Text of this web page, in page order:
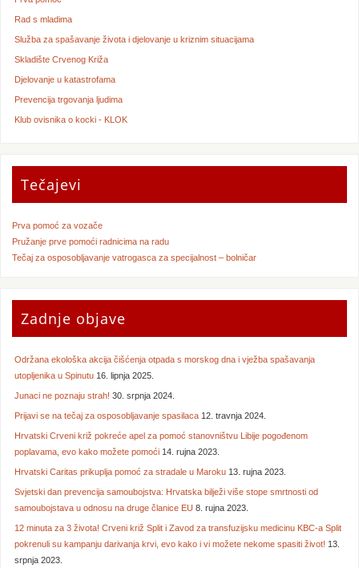
Rad s mladima
Služba za spašavanje života i djelovanje u kriznim situacijama
Skladište Crvenog Križa
Djelovanje u katastrofama
Prevencija trgovanja ljudima
Klub ovisnika o kocki - KLOK
Tečajevi
Prva pomoć za vozače
Pružanje prve pomoći radnicima na radu
Tečaj za osposobljavanje vatrogasca za specijalnost – bolničar
Zadnje objave
Održana ekološka akcija čišćenja otpada s morskog dna i vježba spašavanja
utopljenika u Spinutu 16. lipnja 2025.
Junaci ne poznaju strah! 30. srpnja 2024.
Prijavi se na tečaj za osposobljavanje spasilaca 12. travnja 2024.
Hrvatski Crveni križ pokreće apel za pomoć stanovništvu Libije pogođenom
poplavama, evo kako možete pomoći 14. rujna 2023.
Hrvatski Caritas prikuplja pomoć za stradale u Maroku 13. rujna 2023.
Svjetski dan prevencija samoubojstva: Hrvatska bilježi više stope smrtnosti od
samoubojstava u odnosu na druge članice EU 8. rujna 2023.
12 minuta za 3 života! Crveni križ Split i Zavod za transfuzijsku medicinu KBC-a Split
pokrenuli su kampanju darivanja krvi, evo kako i vi možete nekome spasiti život! 13.
srpnja 2023.